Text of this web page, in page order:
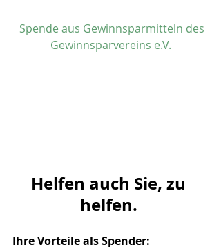
Spende aus Gewinnsparmitteln des
Gewinnsparvereins e.V.
Helfen auch Sie, zu
helfen.
Ihre Vorteile als Spender: